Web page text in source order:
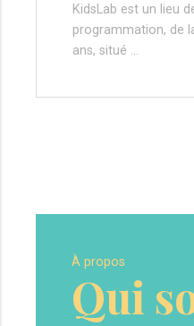
KidsLab est un lieu
programmation, de
ans, situé …
À propos
Qui